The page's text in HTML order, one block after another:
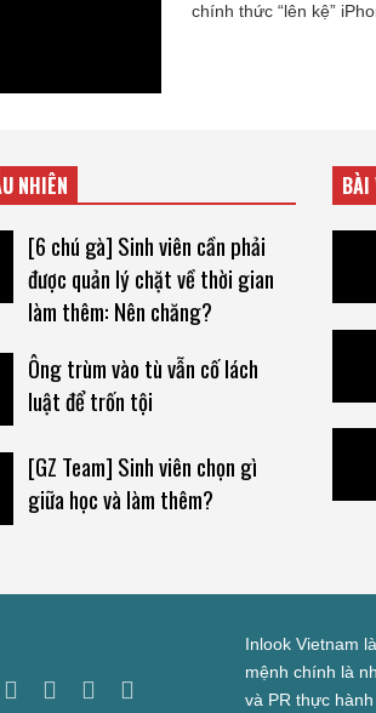
chính thức “lên kệ”
NHIÊN
[6 chú gà] Sinh viên cần phải
được quản lý chặt về thời gian
làm thêm: Nên chăng?
Ông trùm vào tù vẫn cố lách
luật để trốn tội
[GZ Team] Sinh viên chọn gì
giữa học và làm thêm?
BÀI
Inlook Vietnam
mệnh chính là
và PR thực